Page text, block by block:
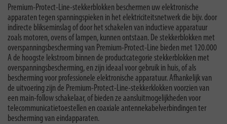
Premium-Protect-Line-stekkerblokken beschermen uw elektronische
apparaten tegen spanningspieken in het elektriciteitsnetwerk die bijv. door
indirecte blikseminslag of door het schakelen van inductieve apparatuur
zoals motoren, ovens of lampen, kunnen ontstaan. De stekkerblokken met
overspanningsbescherming van Premium-Protect-Line bieden met 120.000
A de hoogste lekstroom binnen de productcategorie stekkerblokken met
overspanningsbescherming, en zijn ideaal voor gebruik in huis, of als
bescherming voor professionele elektronische apparatuur. Afhankelijk van
de uitvoering zijn de Premium-Protect-Line-stekkerklokken voorzien van
een main-follow schakelaar, of bieden ze aansluitmogelijkheden voor
telecommunicatietoestellen en coaxiale antennekabelverbindingen ter
bescherming van eindapparaten.